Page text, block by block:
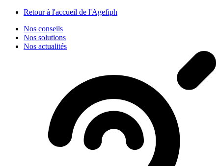
Retour à l'accueil de l'Agefiph
Nos conseils
Nos solutions
Nos actualités